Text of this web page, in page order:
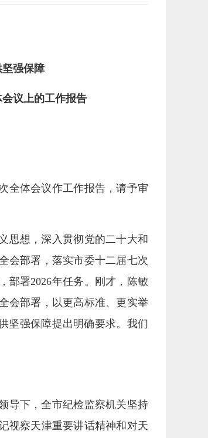
强保障
议上的工作报告
全体会议作工作报告，请予审
思想，深入贯彻党的二十大和
会部署，落实市委十二届七次
部署2026年任务。刚才，陈敏
会部署，以更高标准、更实举
坚强保障提出明确要求。我们
导下，全市纪检监察机关坚持
视察天津重要讲话精神和对天